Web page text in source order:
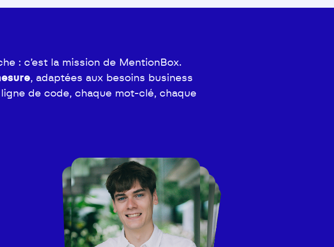
: c’est la mission de MentionBox.
, adaptées aux besoins business
de code, chaque mot-clé, chaque